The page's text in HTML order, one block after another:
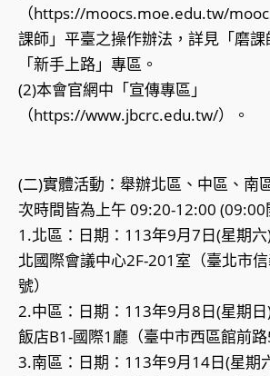
（https://moocs.moe.edu.tw/
課師」平臺之操作辦法，詳見「磨
「新手上路」專區。
(2)本會官網中「宣傳專區」
（https://www.jbcrc.edu.tw/）。
(二)實體活動：舉辦北區、中區、南
次時間皆為上午 09:20-12:00 (09:00
1.北區：日期：113年9月7日(星期六
北國際會議中心2F-201室（臺北市
號）
2.中區：日期：113年9月8日(星期
飯店B1-國際1廳（臺中市西區館前路
3.南區：日期：113年9月14日(星期